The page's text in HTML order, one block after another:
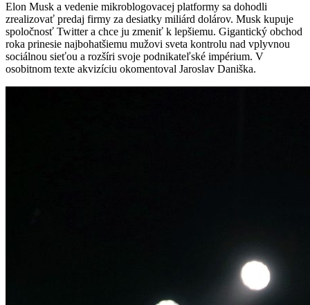
Elon Musk a vedenie mikroblogovacej platformy sa dohodli
zrealizovať predaj firmy za desiatky miliárd dolárov. Musk kupuje
spoločnosť Twitter a chce ju zmeniť k lepšiemu. Gigantický obchod
roka prinesie najbohatšiemu mužovi sveta kontrolu nad vplyvnou
sociálnou sieťou a rozšíri svoje podnikateľské impérium. V
osobitnom texte akvizíciu okomentoval Jaroslav Daniška.